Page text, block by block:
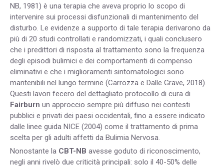
NB, 1981) è una terapia che aveva proprio lo scopo di
intervenire sui processi disfunzionali di mantenimento del
disturbo. Le evidenze a supporto di tale terapia derivarono da
più di 20 studi controllati e randomizzati, i quali conclusero
che i predittori di risposta al trattamento sono la frequenza
degli episodi bulimici e dei comportamenti di compenso
eliminativi e che i miglioramenti sintomatologici sono
mantenibili nel lungo termine (Carrozza e Dalle Grave, 2018).
Questi lavori fecero del dettagliato protocollo di cura di
Fairburn un approccio sempre più diffuso nei contesti
pubblici e privati dei paesi occidentali, fino a essere indicato
dalle linee guida NICE (2004) come il trattamento di prima
scelta per gli adulti affetti da Bulimia Nervosa.
Nonostante la CBT-NB avesse goduto di riconoscimento,
negli anni rivelò due criticità principali: solo il 40-50% delle